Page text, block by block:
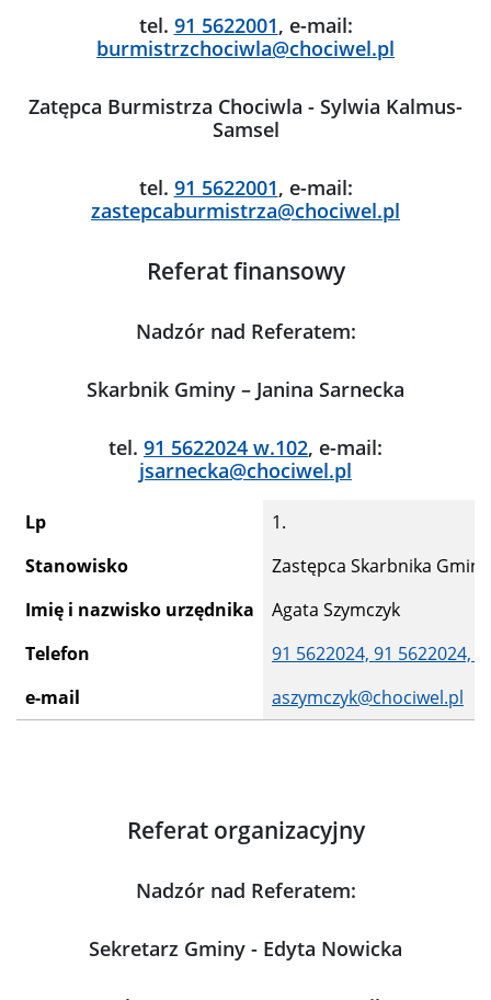
tel. 91 5622001, e-mail:
burmistrzchociwla@chociwel.pl
Zatępca Burmistrza Chociwla - Sylwia Kalmus-
Samsel
tel. 91 5622001, e-mail:
zastepcaburmistrza@chociwel.pl
Referat finansowy
Nadzór nad Referatem:
Skarbnik Gminy – Janina Sarnecka
tel. 91 5622024 w.102, e-mail:
jsarnecka@chociwel.pl
Lp
Stanowisko
Imię i nazwisko urzędnika
Telefon
e-mail
1.
Zastępca Skarbnika Gminy
Agata Szymczyk
91 5622024, 91 5622024,
aszymczyk@chociwel.pl
Referat organizacyjny
Nadzór nad Referatem:
Sekretarz Gminy - Edyta Nowicka